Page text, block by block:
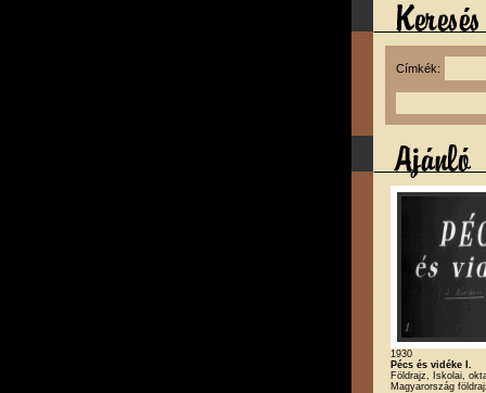
Címkék:
1930
Pécs és vidéke I.
Földrajz, Iskolai,
Magyarország